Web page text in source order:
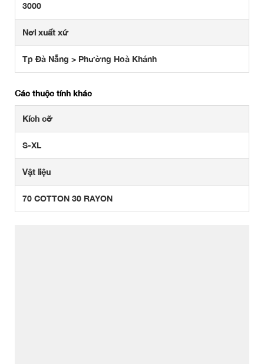
3000
Nơi xuất xứ
Tp Đà Nẵng > Phường Hoà Khánh
Các thuộc tính khác
Kích cỡ
S-XL
Vật liệu
70 COTTON 30 RAYON